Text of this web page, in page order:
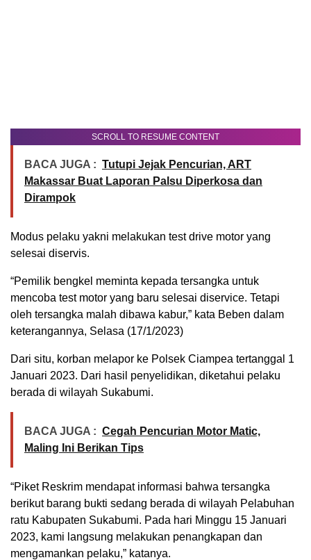
SCROLL TO RESUME CONTENT
BACA JUGA : Tutupi Jejak Pencurian, ART
Makassar Buat Laporan Palsu Diperkosa dan
Dirampok
Modus pelaku yakni melakukan test drive motor yang
selesai diservis.
“Pemilik bengkel meminta kepada tersangka untuk
mencoba test motor yang baru selesai diservice. Tetapi
oleh tersangka malah dibawa kabur,” kata Beben dalam
keterangannya, Selasa (17/1/2023)
Dari situ, korban melapor ke Polsek Ciampea tertanggal 1
Januari 2023. Dari hasil penyelidikan, diketahui pelaku
berada di wilayah Sukabumi.
BACA JUGA : Cegah Pencurian Motor Matic,
Maling Ini Berikan Tips
“Piket Reskrim mendapat informasi bahwa tersangka
berikut barang bukti sedang berada di wilayah Pelabuhan
ratu Kabupaten Sukabumi. Pada hari Minggu 15 Januari
2023, kami langsung melakukan penangkapan dan
mengamankan pelaku,” katanya.